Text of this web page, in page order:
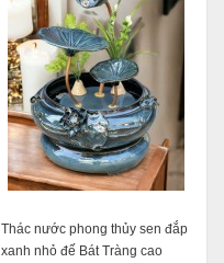
Thác nước phong thủy sen đắp
xanh nhỏ đế Bát Tràng cao